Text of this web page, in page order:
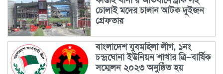
চোলাই মদের চালান আটক দুইজন
গ্রেফতার
বাংলাদেশ যুবমহিলা লীগ, ১নং
চন্দ্রঘোনা ইউনিয়ন শাখার ত্রি–বার্ষিক
সম্মেলন ২০২৩ অনুষ্ঠিত হয়